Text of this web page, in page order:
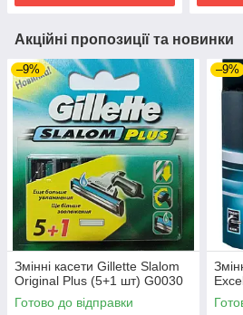
Акційні пропозиції та новинки
–9%
Змінні касети Gillette Slalom
Original Plus (5+1 шт) G0030
Готово до відправки
–9%